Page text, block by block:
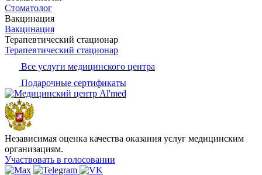
Стоматолог
Вакцинация
Вакцинация
Терапевтический стационар
Терапевтический стационар
Все услуги медицинского центра
Подарочные сертификаты
Независимая оценка качества оказания услуг медицинским
организациям.
Участвовать в голосовании